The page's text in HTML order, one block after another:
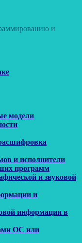
и
модели
и исполнители
программ
и звуковой
и
информации в
ОС или